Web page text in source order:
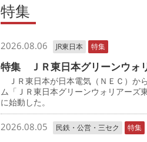
特集
2026.08.06 JR東日本 特集
特集 ＪＲ東日本グリーンウォ
ＪＲ東日本が日本電気（ＮＥＣ）か
ム「ＪＲ東日本グリーンウォリアーズ
に始動した。
2026.08.05 民鉄・公営・三セク 特集